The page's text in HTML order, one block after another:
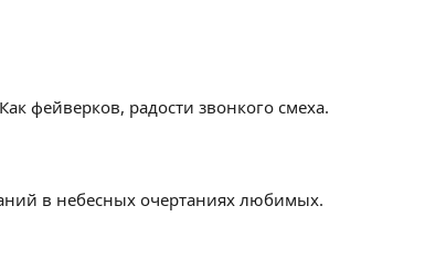
фейверков, радости звонкого смеха.
в небесных очертаниях любимых.